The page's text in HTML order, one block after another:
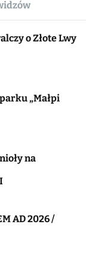
l
c
o Złote Lwy
„Małpi
AD 2026 /